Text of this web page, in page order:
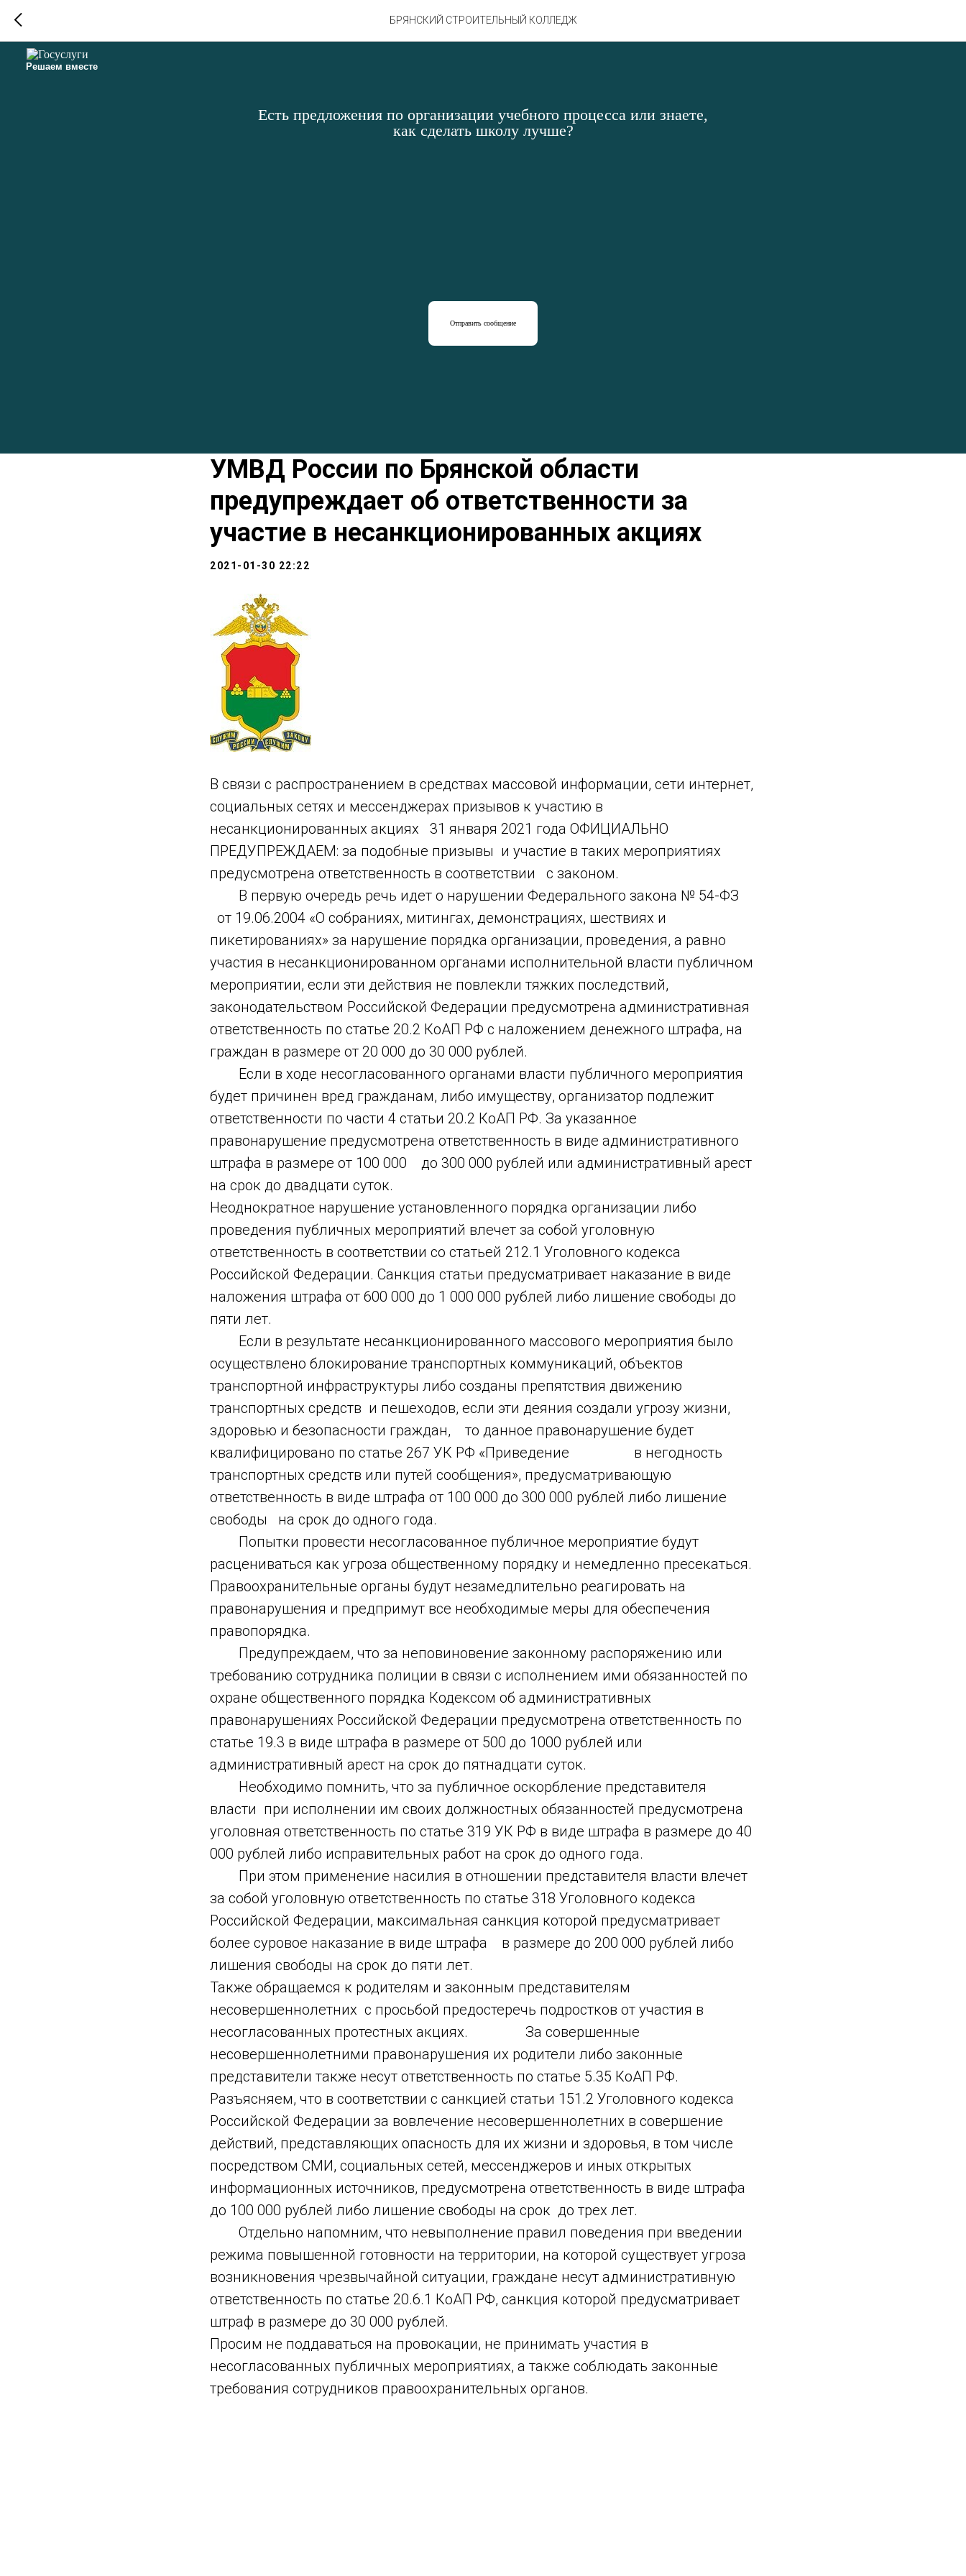
Решаем вместе
Есть предложения по организации учебного процесса или знаете,
как сделать школу лучше?
Отправить сообщение
БРЯНСКИЙ СТРОИТЕЛЬНЫЙ КОЛЛЕДЖ
УМВД России по Брянской области
предупреждает об ответственности за
участие в несанкционированных акциях
2021-01-30 22:22
В связи с распространением в средствах массовой информации, сети интернет,
социальных сетях и мессенджерах призывов к участию в
несанкционированных акциях 31 января 2021 года ОФИЦИАЛЬНО
ПРЕДУПРЕЖДАЕМ: за подобные призывы и участие в таких мероприятиях
предусмотрена ответственность в соответствии с законом.
В первую очередь речь идет о нарушении Федерального закона № 54-ФЗ
от 19.06.2004 «О собраниях, митингах, демонстрациях, шествиях и
пикетированиях» за нарушение порядка организации, проведения, а равно
участия в несанкционированном органами исполнительной власти публичном
мероприятии, если эти действия не повлекли тяжких последствий,
законодательством Российской Федерации предусмотрена административная
ответственность по статье 20.2 КоАП РФ с наложением денежного штрафа, на
граждан в размере от 20 000 до 30 000 рублей.
Если в ходе несогласованного органами власти публичного мероприятия
будет причинен вред гражданам, либо имуществу, организатор подлежит
ответственности по части 4 статьи 20.2 КоАП РФ. За указанное
правонарушение предусмотрена ответственность в виде административного
штрафа в размере от 100 000 до 300 000 рублей или административный арест
на срок до двадцати суток.
Неоднократное нарушение установленного порядка организации либо
проведения публичных мероприятий влечет за собой уголовную
ответственность в соответствии со статьей 212.1 Уголовного кодекса
Российской Федерации. Санкция статьи предусматривает наказание в виде
наложения штрафа от 600 000 до 1 000 000 рублей либо лишение свободы до
пяти лет.
Если в результате несанкционированного массового мероприятия было
осуществлено блокирование транспортных коммуникаций, объектов
транспортной инфраструктуры либо созданы препятствия движению
транспортных средств и пешеходов, если эти деяния создали угрозу жизни,
здоровью и безопасности граждан, то данное правонарушение будет
квалифицировано по статье 267 УК РФ «Приведение в негодность
транспортных средств или путей сообщения», предусматривающую
ответственность в виде штрафа от 100 000 до 300 000 рублей либо лишение
свободы на срок до одного года.
Попытки провести несогласованное публичное мероприятие будут
расцениваться как угроза общественному порядку и немедленно пресекаться.
Правоохранительные органы будут незамедлительно реагировать на
правонарушения и предпримут все необходимые меры для обеспечения
правопорядка.
Предупреждаем, что за неповиновение законному распоряжению или
требованию сотрудника полиции в связи с исполнением ими обязанностей по
охране общественного порядка Кодексом об административных
правонарушениях Российской Федерации предусмотрена ответственность по
статье 19.3 в виде штрафа в размере от 500 до 1000 рублей или
административный арест на срок до пятнадцати суток.
Необходимо помнить, что за публичное оскорбление представителя
власти при исполнении им своих должностных обязанностей предусмотрена
уголовная ответственность по статье 319 УК РФ в виде штрафа в размере до 40
000 рублей либо исправительных работ на срок до одного года.
При этом применение насилия в отношении представителя власти влечет
за собой уголовную ответственность по статье 318 Уголовного кодекса
Российской Федерации, максимальная санкция которой предусматривает
более суровое наказание в виде штрафа в размере до 200 000 рублей либо
лишения свободы на срок до пяти лет.
Также обращаемся к родителям и законным представителям
несовершеннолетних с просьбой предостеречь подростков от участия в
несогласованных протестных акциях. За совершенные
несовершеннолетними правонарушения их родители либо законные
представители также несут ответственность по статье 5.35 КоАП РФ.
Разъясняем, что в соответствии с санкцией статьи 151.2 Уголовного кодекса
Российской Федерации за вовлечение несовершеннолетних в совершение
действий, представляющих опасность для их жизни и здоровья, в том числе
посредством СМИ, социальных сетей, мессенджеров и иных открытых
информационных источников, предусмотрена ответственность в виде штрафа
до 100 000 рублей либо лишение свободы на срок до трех лет.
Отдельно напомним, что невыполнение правил поведения при введении
режима повышенной готовности на территории, на которой существует угроза
возникновения чрезвычайной ситуации, граждане несут административную
ответственность по статье 20.6.1 КоАП РФ, санкция которой предусматривает
штраф в размере до 30 000 рублей.
Просим не поддаваться на провокации, не принимать участия в
несогласованных публичных мероприятиях, а также соблюдать законные
требования сотрудников правоохранительных органов.